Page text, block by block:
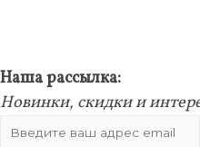
Наша рассылка:
Новинки, скидки и